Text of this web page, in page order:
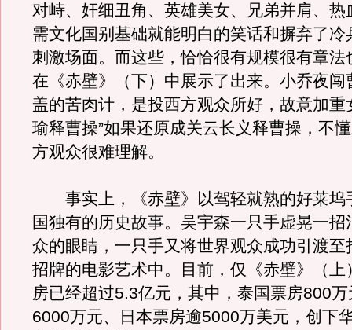
对峙、奸细丑角、英雄美女、兄弟并肩、热
需文化国别基础就能明白的笑话和摒弃了冷
刺激场面。而这些，恰恰很有规模很有章法
在《赤壁》（下）中展示了出来。小乔夜闯
盖的苦肉计，是投西方观众所好，故意加重
瑜释曹操”如果还原成关云长义释曹操，不
方观众很难理解。
事实上，《赤壁》以驾轻就熟的好莱坞
国独有的历史故事。吴宇森一只手虚晃一招
众的眼睛，一只手又将世界观众成功引渡至
招牌的电影艺术中。目前，仅《赤壁》（上
房已经超过5.3亿元，其中，泰国票房800
6000万元、日本票房逾5000万美元，创下